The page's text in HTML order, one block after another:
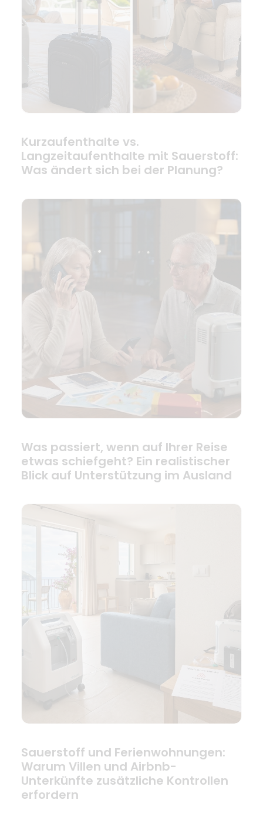
Kurzaufenthalte vs.
Langzeitaufenthalte mit Sauerstoff:
Was ändert sich bei der Planung?
Was passiert, wenn auf Ihrer Reise
etwas schiefgeht? Ein realistischer
Blick auf Unterstützung im Ausland
Sauerstoff und Ferienwohnungen:
Warum Villen und Airbnb-
Unterkünfte zusätzliche Kontrollen
erfordern